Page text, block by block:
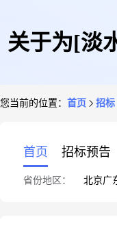
关于为[淡
您当前的位置： 首页 招标
首页 招标预告
省份地区： 北京广